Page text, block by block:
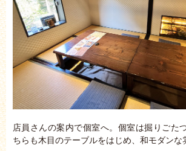
店員さんの案内で個室へ。個室は掘りごた
ちらも木目のテーブルをはじめ、和モダンな